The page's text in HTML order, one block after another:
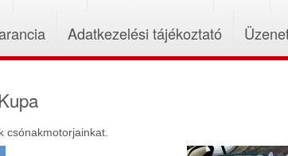
Adatkezelési tájékoztató
csónakmotorjainkat.